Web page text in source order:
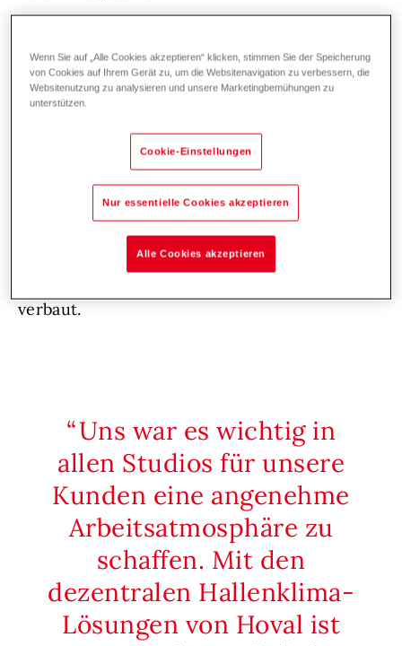
Klimatisierung der einzelnen Studios ist ein
absolutes Muss für eine erfolgreiche
Realisierung. Um den Anforderungen gerecht
werden zu können, kamen insgesamt neun
dezentrale Hallenklima-Geräte zum Einsatz.
Mit siebenRoofVent RH-6/B(5.200 m³/h)
sind die Studios 1, 2 und mit weiteren zwei
RH-9/B(7.600 m³/) die Studios 3
und 4 ausgestattet worden. Für Heizung und
verbaut.
Uns war es wichtig in
allen Studios für unsere
Kunden eine angenehme
Arbeitsatmosphäre zu
schaffen. Mit den
dezentralen Hallenklima-
Lösungen von Hoval ist
Wenn Sie auf „Alle Cookies akzeptieren“ klicken, stimmen Sie der Speicherung
von Cookies auf Ihrem Gerät zu, um die Websitenavigation zu verbessern, die
Websitenutzung zu analysieren und unsere Marketingbemühungen zu
unterstützen.
Cookie-Einstellungen
Nur essentielle Cookies akzeptieren
Alle Cookies akzeptieren